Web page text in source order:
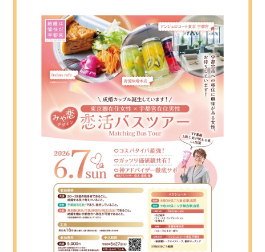
◯センターへのアクセス ◯お問い合わせ ◯プライバシーポリシー